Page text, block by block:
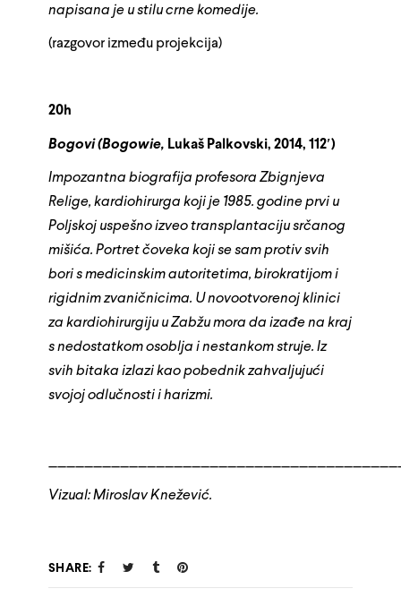
napisana je u stilu crne komedije.
(razgovor između projekcija)
20h
Bogovi (Bogowie, Lukaš Palkovski, 2014, 112′)
Impozantna biografija profesora Zbignjeva
Relige, kardiohirurga koji je 1985. godine prvi u
Poljskoj uspešno izveo transplantaciju srčanog
mišića. Portret čoveka koji se sam protiv svih
bori s medicinskim autoritetima, birokratijom i
rigidnim zvaničnicima. U novootvorenoj klinici
za kardiohirurgiju u Zabžu mora da izađe na kraj
s nedostatkom osoblja i nestankom struje. Iz
svih bitaka izlazi kao pobednik zahvaljujući
svojoj odlučnosti i harizmi.
Vizual: Miroslav Knežević.
SHARE: